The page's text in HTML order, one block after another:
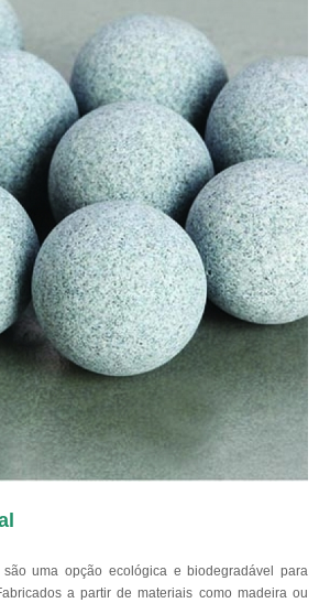
uma opção ecológica e biodegradável para
a partir de materiais como madeira ou